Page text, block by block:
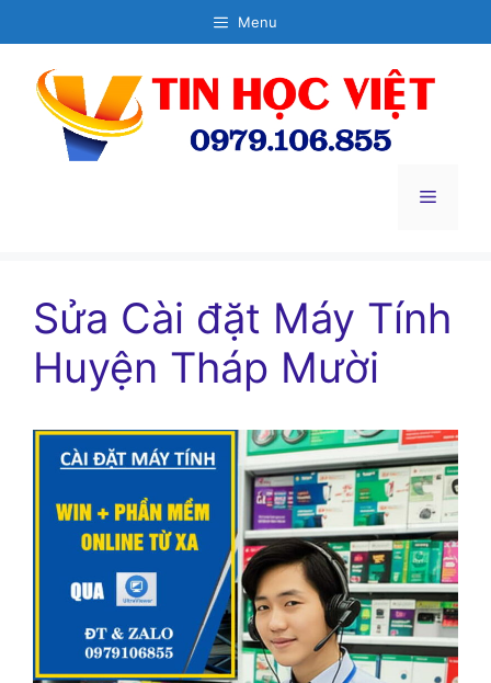
đến
dung
Menu
Menu
Sửa Cài đặt Máy Tính
Huyện Tháp Mười